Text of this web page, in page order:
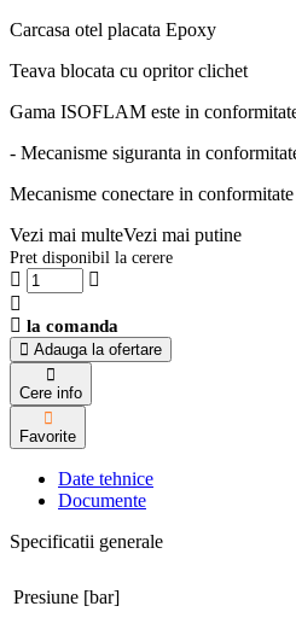
Carcasa otel placata Epoxy
Teava blocata cu opritor clichet
Gama ISOFLAM este in
- Mecanisme siguranta in
Mecanisme conectare in
Vezi mai multeVezi mai putine
Pret disponibil la cerere
la comanda
Adauga la ofertare
Cere info
Favorite
Date tehnice
Documente
Specificatii generale
Presiune [bar]